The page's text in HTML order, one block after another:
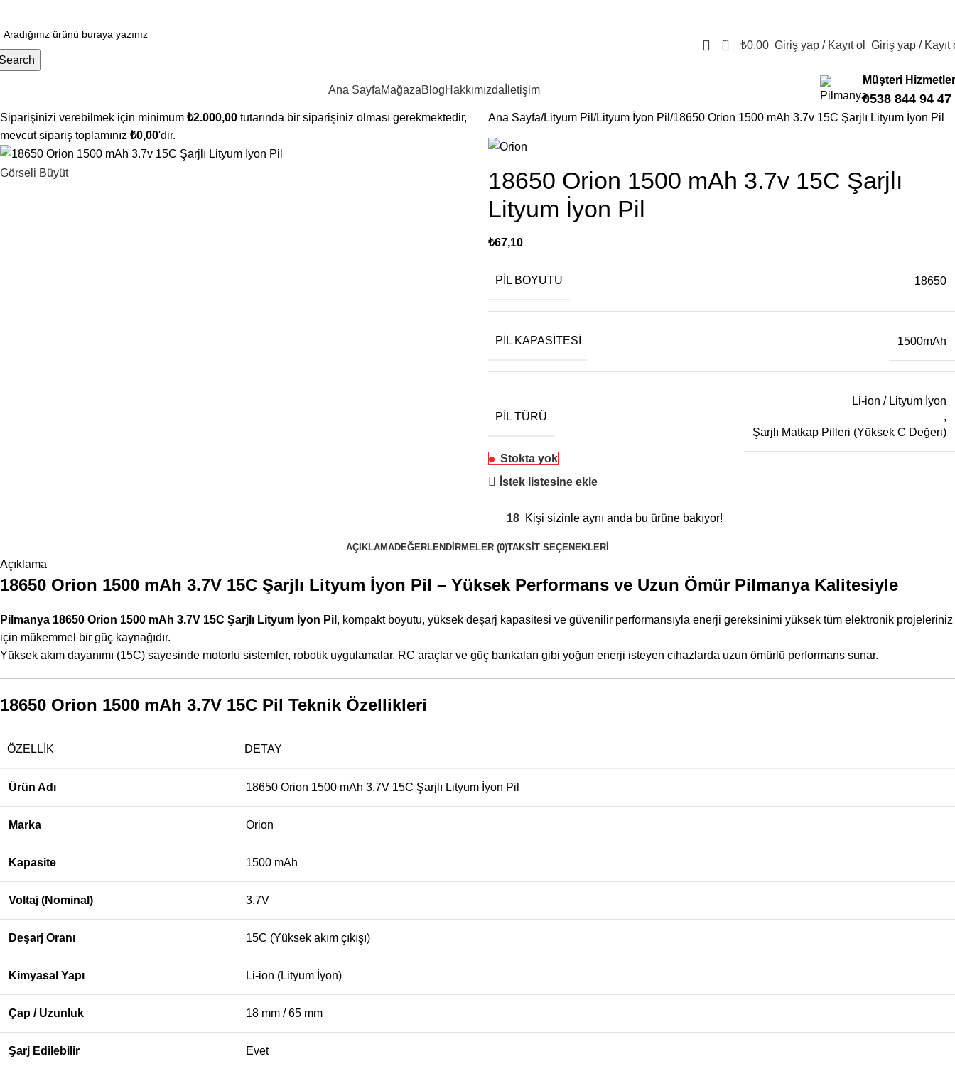
0 ₺0,00 Giriş yap / Kayıt ol Giriş yap / Kayıt
Ana SayfaMağazaBlogHakkımızda İletişim
Müşteri
0538 844 94 47
Siparişinizi verebilmek için minimum ₺2.000,00 tutarında bir siparişiniz olması gerekmektedir,
mevcut sipariş toplamınız ₺0,00'dir.
Görseli Büyüt
Ana Sayfa Lityum Pil Lityum İyon Pil 18650 Orion 1500 mAh 3.7v 15C Şarjlı Lityum İyon Pil
18650 Orion 1500 mAh 3.7v 15C Şarjlı
Lityum İyon Pil
₺67,10
PIL BOYUTU 18650
PIL KAPASITESI 1500mAh
PIL TÜRÜ
Li-ion / Lityum İyon
,
Şarjlı Matkap Pilleri (Yüksek C Değeri)
Stokta yok
İstek listesine ekle
18 Kişi sizinle aynı anda bu ürüne bakıyor!
AÇIKLAMADEĞERLENDIRMELER (0)TAKSIT SEÇENEKLERI
Açıklama
18650 Orion 1500 mAh 3.7V 15C Şarjlı Lityum İyon Pil – Yüksek Performans ve Uzun Ömür Pilmanya Kalitesiyle
Pilmanya 18650 Orion 1500 mAh 3.7V 15C Şarjlı Lityum İyon Pil , kompakt boyutu, yüksek deşarj kapasitesi ve güvenilir performansıyla enerji gereksinimi yüksek tüm elektronik projeleriniz
için mükemmel bir güç kaynağıdır.
Yüksek akım dayanımı (15C) sayesinde motorlu sistemler, robotik uygulamalar, RC araçlar ve güç bankaları gibi yoğun enerji isteyen cihazlarda uzun ömürlü performans sunar.
18650 Orion 1500 mAh 3.7V 15C Pil Teknik Özellikleri
ÖZELLIK DETAY
Ürün Adı 18650 Orion 1500 mAh 3.7V 15C Şarjlı Lityum İyon Pil
Marka Orion
Kapasite 1500 mAh
Voltaj (Nominal) 3.7V
Deşarj Oranı 15C (Yüksek akım çıkışı)
Kimyasal Yapı Li-ion (Lityum İyon)
Çap / Uzunluk 18 mm / 65 mm
Şarj Edilebilir Evet